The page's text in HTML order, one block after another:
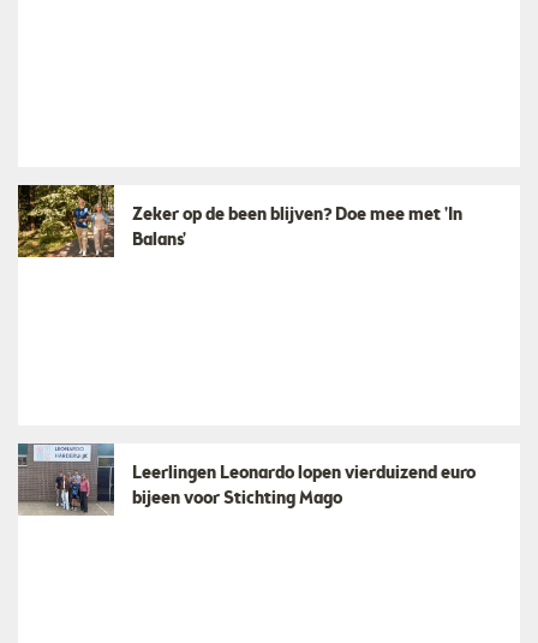
Zeker op de been blijven? Doe mee met 'In
Balans'
Leerlingen Leonardo lopen vierduizend euro
bijeen voor Stichting Mago